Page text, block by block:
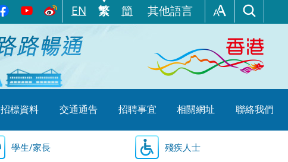
EN 繁 簡 其他語言
招標資料 交通通告 招聘事宜 相關網址 聯絡我們
學生/家長 殘疾人士